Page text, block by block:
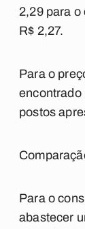
2,29 para
R$ 2,27.
Para o
encontrado
postos
Para o
abastecer